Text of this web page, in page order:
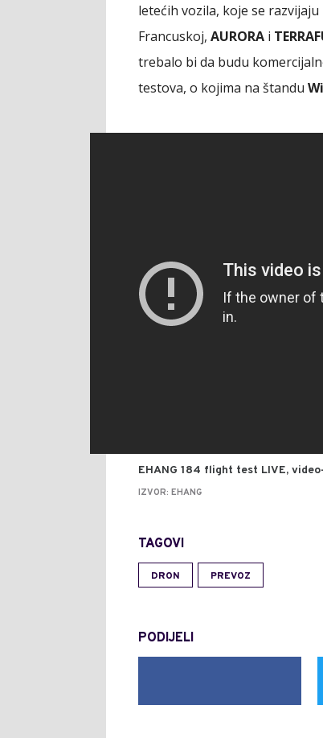
letećih vozila, koje se
Francuskoj, AURORA i
trebalo bi da budu
testova, o kojima na štandu
EHANG 184 flight test LIVE,
IZVOR: EHANG
TAGOVI
DRON PREVOZ
PODIJELI